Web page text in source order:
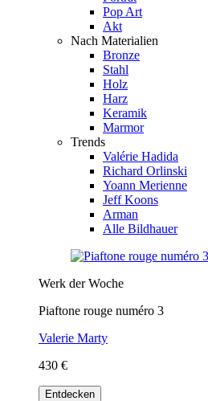
Pop Art
Akt
Nach Materialien
Bronze
Stahl
Holz
Harz
Keramik
Marmor
Trends
Valérie Hadida
Richard Orlinski
Yoann Merienne
Jeff Koons
Arman
Alle Bildhauer
Werk der Woche
Piaftone rouge numéro 3
Valerie Marty
430 €
Entdecken